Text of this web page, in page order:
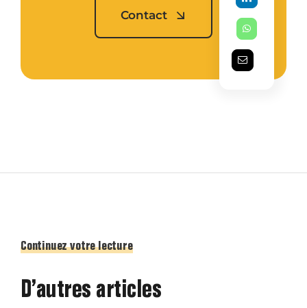
Contact
Continuez votre lecture
D’autres articles